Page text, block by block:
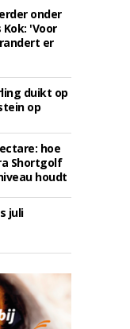
onder
'Voor
er
duikt op
op
hoe
Shortgolf
houdt
juli